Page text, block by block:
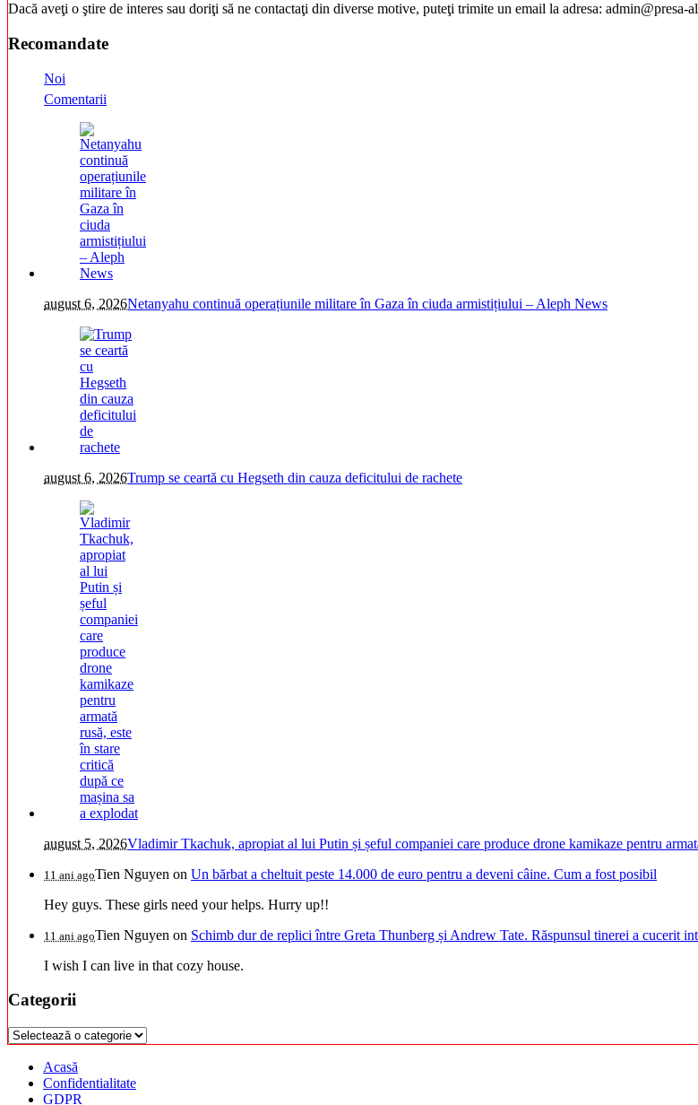
Dacă aveţi o ştire de interes sau doriţi să ne contactaţi din diverse motive, puteţi trimite un email la adresa: admin@presa-
Recomandate
Noi
Comentarii
august 6, 2026Netanyahu continuă operațiunile militare în Gaza în ciuda armistițiului – Aleph News
august 6, 2026Trump se ceartă cu Hegseth din cauza deficitului de rachete
august 5, 2026Vladimir Tkachuk, apropiat al lui Putin și șeful companiei care produce drone kamikaze pentru
11 ani agoTien Nguyen on Un bărbat a cheltuit peste 14.000 de euro pentru a deveni câine. Cum a fost posibil
Hey guys. These girls need your helps. Hurry up!!
11 ani agoTien Nguyen on Schimb dur de replici între Greta Thunberg și Andrew Tate. Răspunsul tinerei a cucerit
I wish I can live in that cozy house.
Categorii
Categorii
Acasă
Confidentialitate
GDPR